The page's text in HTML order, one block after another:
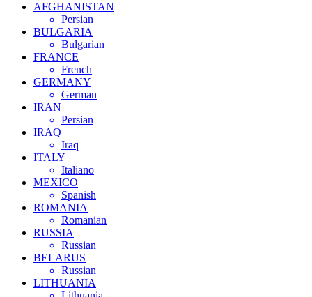
AFGHANISTAN
Persian
BULGARIA
Bulgarian
FRANCE
French
GERMANY
German
IRAN
Persian
IRAQ
Iraq
ITALY
Italiano
MEXICO
Spanish
ROMANIA
Romanian
RUSSIA
Russian
BELARUS
Russian
LITHUANIA